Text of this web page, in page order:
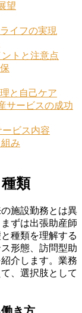
望
イフの実現
トと注意点
と自己ケア
サービスの成功
ビス内容
み
類
施設勤務とは異
ずは出張助産師
種類を理解する
形態、訪問型助
介します。業務
、選択肢として